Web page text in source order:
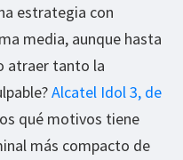
estrategia con
media, aunque hasta
atraer tanto la
Alcatel Idol 3, de
qué motivos tiene
más compacto de